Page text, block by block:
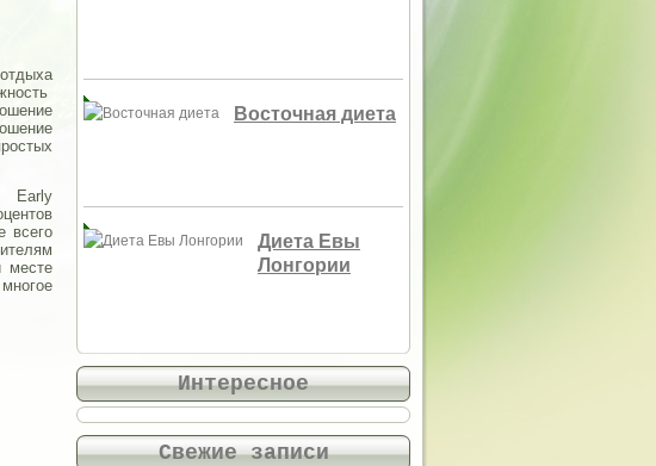
Early
всего
месте
Восточная диета
Диета Евы
Лонгории
Интересное
Свежие записи